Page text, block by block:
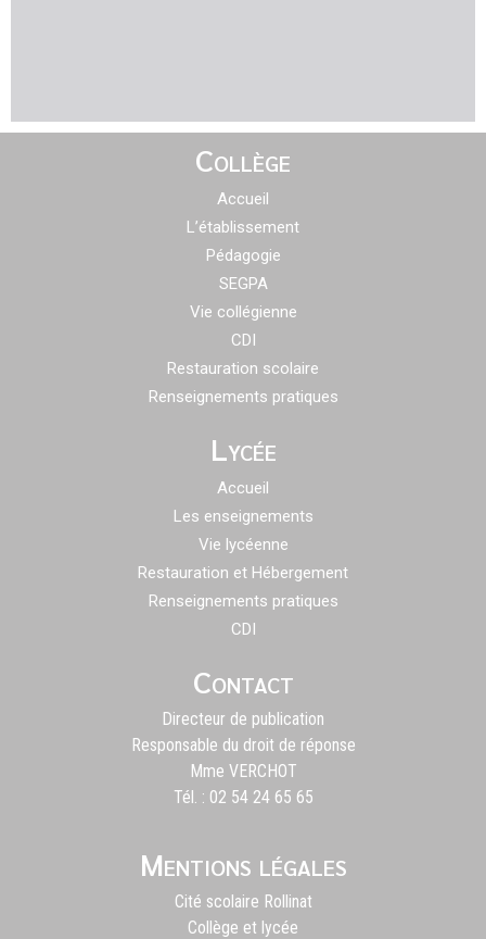
Collège
Accueil
L’établissement
Pédagogie
SEGPA
Vie collégienne
CDI
Restauration scolaire
Renseignements pratiques
Lycée
Accueil
Les enseignements
Vie lycéenne
Restauration et Hébergement
Renseignements pratiques
CDI
Contact
Directeur de publication
Responsable du droit de réponse
Mme VERCHOT
Tél. : 02 54 24 65 65
Mentions légales
Cité scolaire Rollinat
Collège et lycée